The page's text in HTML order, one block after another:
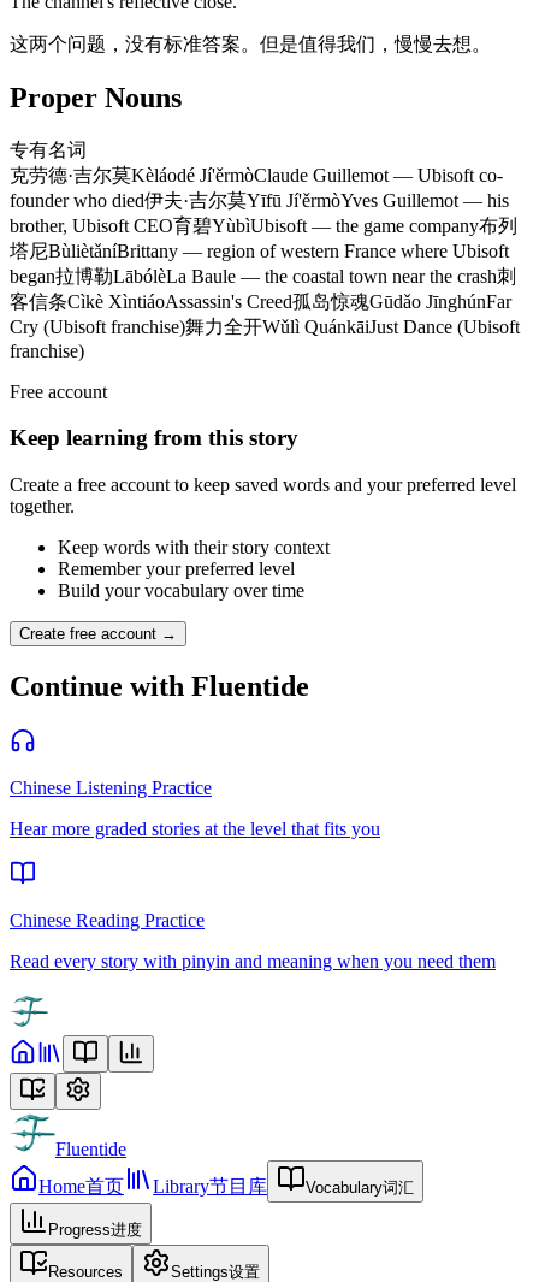
这两个问题，没有标准答案。但是值得我们，慢慢去想。
Proper Nouns
专有名词
克劳德·吉尔莫Kèláodé Jí'ěrmòClaude Guillemot — Ubisoft co-
founder who died伊夫·吉尔莫Yīfū Jí'ěrmòYves Guillemot — his
brother, Ubisoft CEO育碧YùbìUbisoft — the game company布列
塔尼BùliètǎníBrittany — region of western France where Ubisoft
began拉博勒LābólèLa Baule — the coastal town near the crash刺
客信条Cìkè XìntiáoAssassin's Creed孤岛惊魂Gūdǎo JīnghúnFar
Cry (Ubisoft franchise)舞力全开Wǔlì QuánkāiJust Dance (Ubisoft
franchise)
Free account
Keep learning from this story
Create a free account to keep saved words and your preferred level
together.
Keep words with their story context
Remember your preferred level
Build your vocabulary over time
Create free account →
Continue with Fluentide
Chinese Listening Practice
Hear more graded stories at the level that fits you
Chinese Reading Practice
Read every story with pinyin and meaning when you need them
Fluentide
Home首页 Library节目库 Vocabulary词汇
Progress进度
Resources Settings设置